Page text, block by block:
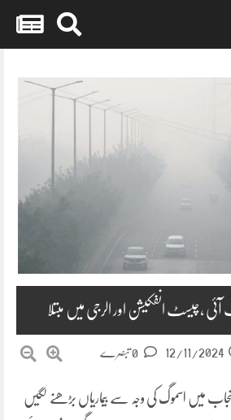
،چیسٹ انفکیشن اور الرجی میں مبتلا
12/11/2024
میں اسموگ کی وجہ سے بیماریاں بڑھنے لگیں